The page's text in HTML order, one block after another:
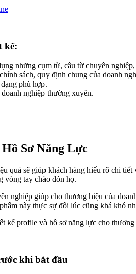
kế:
những cụm từ, câu từ chuyên
sách, quy định chung của doanh
phù hợp.
nghiệp thường xuyên.
Sơ Năng Lực
quả sẽ giúp khách hàng hiểu rõ chi
vòng tay chào đón họ.
nghiệp giúp cho thương hiệu của
này thực sự đôi lúc cũng khá khó
kế profile và hồ sơ năng lực cho
khi bắt đầu